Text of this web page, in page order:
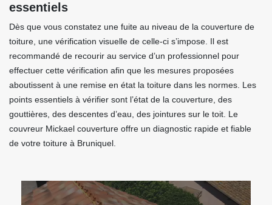
essentiels
Dès que vous constatez une fuite au niveau de la couverture de
toiture, une vérification visuelle de celle-ci s’impose. Il est
recommandé de recourir au service d’un professionnel pour
effectuer cette vérification afin que les mesures proposées
aboutissent à une remise en état la toiture dans les normes. Les
points essentiels à vérifier sont l’état de la couverture, des
gouttières, des descentes d’eau, des jointures sur le toit. Le
couvreur Mickael couverture offre un diagnostic rapide et fiable
de votre toiture à Bruniquel.